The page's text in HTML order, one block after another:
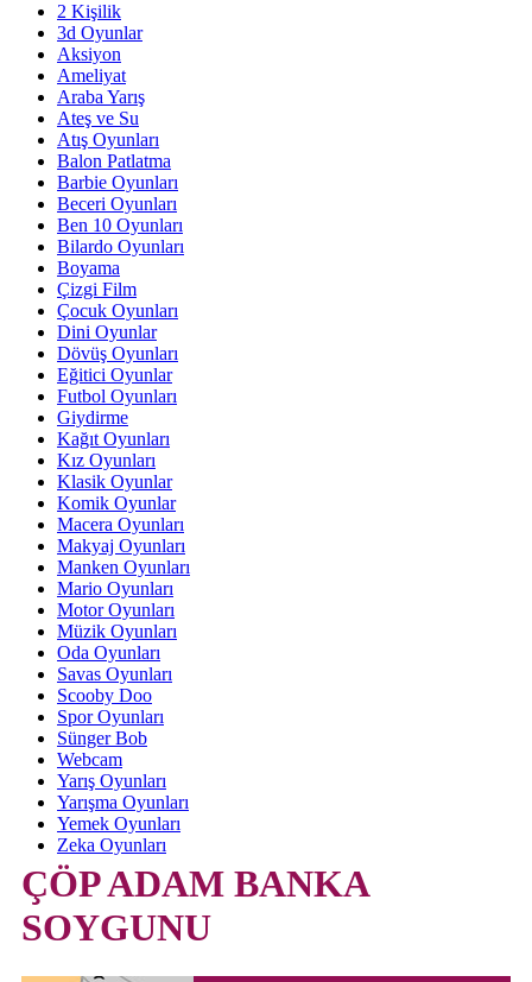
2 Kişilik
3d Oyunlar
Aksiyon
Ameliyat
Araba Yarış
Ateş ve Su
Atış Oyunları
Balon Patlatma
Barbie Oyunları
Beceri Oyunları
Ben 10 Oyunları
Bilardo Oyunları
Boyama
Çizgi Film
Çocuk Oyunları
Dini Oyunlar
Dövüş Oyunları
Eğitici Oyunlar
Futbol Oyunları
Giydirme
Kağıt Oyunları
Kız Oyunları
Klasik Oyunlar
Komik Oyunlar
Macera Oyunları
Makyaj Oyunları
Manken Oyunları
Mario Oyunları
Motor Oyunları
Müzik Oyunları
Oda Oyunları
Savas Oyunları
Scooby Doo
Spor Oyunları
Sünger Bob
Webcam
Yarış Oyunları
Yarışma Oyunları
Yemek Oyunları
Zeka Oyunları
ÇÖP ADAM BANKA
SOYGUNU